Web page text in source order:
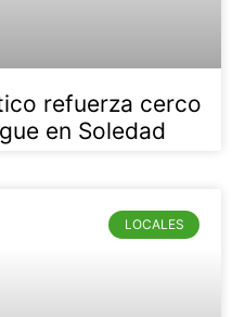
refuerza cerco
en Soledad
LOCALES